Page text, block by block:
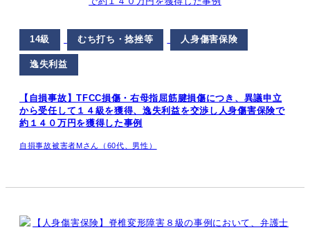
14級 むち打ち・捻挫等 人身傷害保険
逸失利益
【自損事故】TFCC損傷・右母指屈筋腱損傷につき、異議申立
から受任して１４級を獲得、逸失利益を交渉し人身傷害保険で
約１４０万円を獲得した事例
自損事故被害者Mさん（60代、男性）